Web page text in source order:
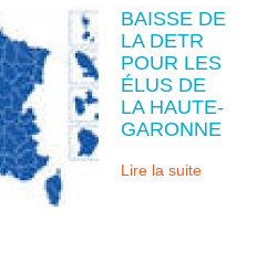
BAISSE DE
LA DETR
POUR LES
ÉLUS DE
LA HAUTE-
GARONNE
Lire la suite